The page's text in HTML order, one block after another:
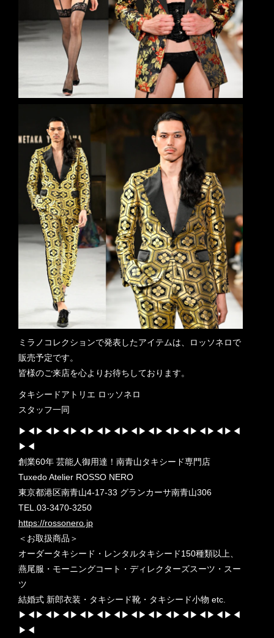
ミラノコレクションで発表したアイテムは、ロッソネロで
販売予定です。
皆様のご来店を心よりお待ちしております。
タキシードアトリエ ロッソネロ
スタッフ一同
▶︎◀︎▶︎◀︎▶︎◀︎▶︎◀︎▶︎◀︎▶︎◀︎▶︎◀︎▶︎◀︎▶︎◀︎▶︎◀︎▶︎◀︎▶︎◀︎▶︎◀︎
▶︎◀︎
創業60年 芸能人御用達！南青山タキシード専門店
Tuxedo Atelier ROSSO NERO
東京都港区南青山4-17-33 グランカーサ南青山306
TEL.03-3470-3250
https://rossonero.jp
＜お取扱商品＞
オーダータキシード・レンタルタキシード150種類以上、
燕尾服・モーニングコート・ディレクターズスーツ・スー
ツ
結婚式 新郎衣装・タキシード靴・タキシード小物 etc.
▶︎◀︎▶︎◀︎▶︎◀︎▶︎◀︎▶︎◀︎▶︎◀︎▶︎◀︎▶︎◀︎▶︎◀︎▶︎◀︎▶︎◀︎▶︎◀︎▶︎◀︎
▶︎◀︎